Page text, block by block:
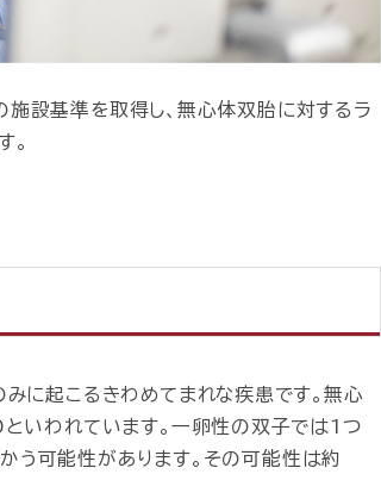
設基準を取得し、無心体双胎に対するラ
。
みに起こるきわめてまれな疾患です。無心
われています。一卵性の双子では1つ
う可能性があります。その可能性は約